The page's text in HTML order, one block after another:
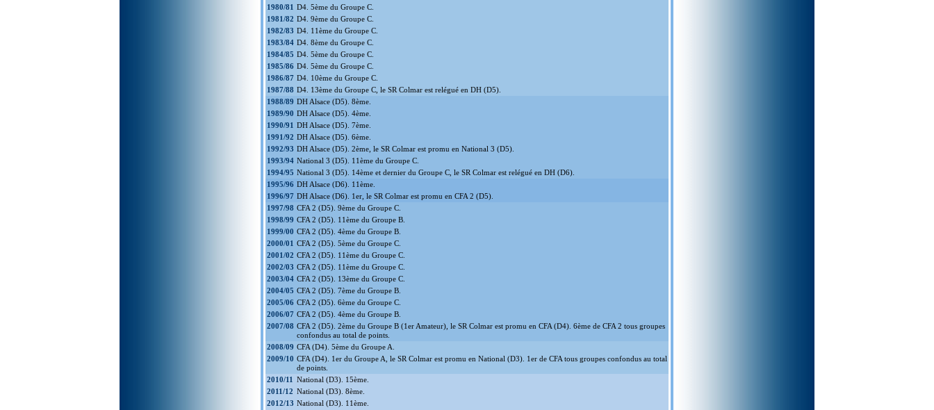
1980/81 D4. 5ème du Groupe C.
1981/82 D4. 9ème du Groupe C.
1982/83 D4. 11ème du Groupe C.
1983/84 D4. 8ème du Groupe C.
1984/85 D4. 5ème du Groupe C.
1985/86 D4. 5ème du Groupe C.
1986/87 D4. 10ème du Groupe C.
1987/88 D4. 13ème du Groupe C, le SR Colmar est relégué en DH (D5).
1988/89 DH Alsace (D5). 8ème.
1989/90 DH Alsace (D5). 4ème.
1990/91 DH Alsace (D5). 7ème.
1991/92 DH Alsace (D5). 6ème.
1992/93 DH Alsace (D5). 2ème, le SR Colmar est promu en National 3 (D5).
1993/94 National 3 (D5). 11ème du Groupe C.
1994/95 National 3 (D5). 14ème et dernier du Groupe C, le SR Colmar est relégué en DH (D6).
1995/96 DH Alsace (D6). 11ème.
1996/97 DH Alsace (D6). 1er, le SR Colmar est promu en CFA 2 (D5).
1997/98 CFA 2 (D5). 9ème du Groupe C.
1998/99 CFA 2 (D5). 11ème du Groupe B.
1999/00 CFA 2 (D5). 4ème du Groupe B.
2000/01 CFA 2 (D5). 5ème du Groupe C.
2001/02 CFA 2 (D5). 11ème du Groupe C.
2002/03 CFA 2 (D5). 11ème du Groupe C.
2003/04 CFA 2 (D5). 13ème du Groupe C.
2004/05 CFA 2 (D5). 7ème du Groupe B.
2005/06 CFA 2 (D5). 6ème du Groupe C.
2006/07 CFA 2 (D5). 4ème du Groupe B.
2007/08 CFA 2 (D5). 2ème du Groupe B (1er Amateur), le SR Colmar est promu en CFA (D4). 6ème de CFA 2 tous groupes
confondus au total de points.
2008/09 CFA (D4). 5ème du Groupe A.
2009/10 CFA (D4). 1er du Groupe A, le SR Colmar est promu en National (D3). 1er de CFA tous groupes confondus au total
de points.
2010/11 National (D3). 15ème.
2011/12 National (D3). 8ème.
2012/13 National (D3). 11ème.